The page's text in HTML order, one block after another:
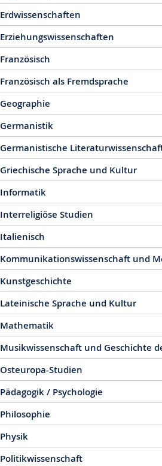
Erdwissenschaften
Erziehungswissenschaften
Französisch
Französisch als Fremdsprache
Geographie
Germanistik
Germanistische
Griechische Sprache und Kultur
Informatik
Interreligiöse Studien
Italienisch
Kommunikationswissenschaft und
Kunstgeschichte
Lateinische Sprache und Kultur
Mathematik
Musikwissenschaft und Geschichte
Osteuropa-Studien
Pädagogik / Psychologie
Philosophie
Physik
Politikwissenschaft